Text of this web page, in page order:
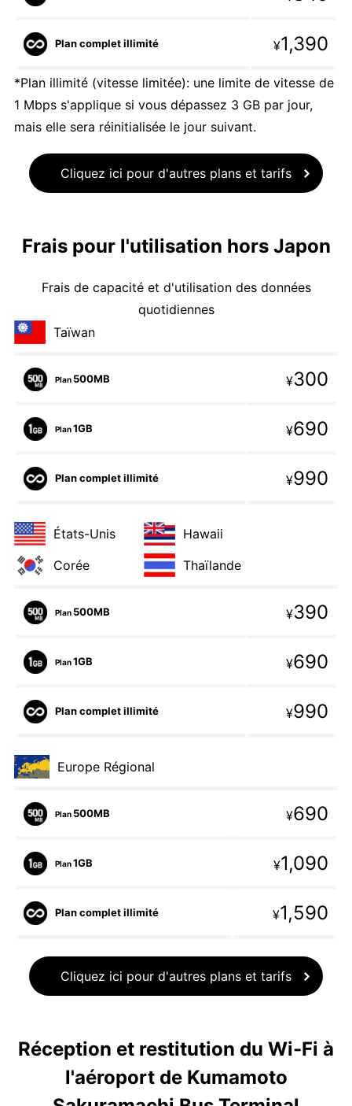
Plan complet illimité ¥1,390
*Plan illimité (vitesse limitée): une limite de vitesse de
1 Mbps s'applique si vous dépassez 3 GB par jour,
mais elle sera réinitialisée le jour suivant.
Cliquez ici pour d'autres plans et tarifs
Frais pour l'utilisation hors Japon
Frais de capacité et d'utilisation des données
quotidiennes
Taïwan
Plan 500MB ¥300
Plan1GB ¥690
Plan complet illimité ¥990
États-Unis
Hawaii
Corée
Thaïlande
Plan 500MB ¥390
Plan1GB ¥690
Plan complet illimité ¥990
Europe Régional
Plan 500MB ¥690
Plan1GB ¥1,090
Plan complet illimité ¥1,590
Cliquez ici pour d'autres plans et tarifs
Réception et restitution du Wi-Fi à
l'aéroport de Kumamoto